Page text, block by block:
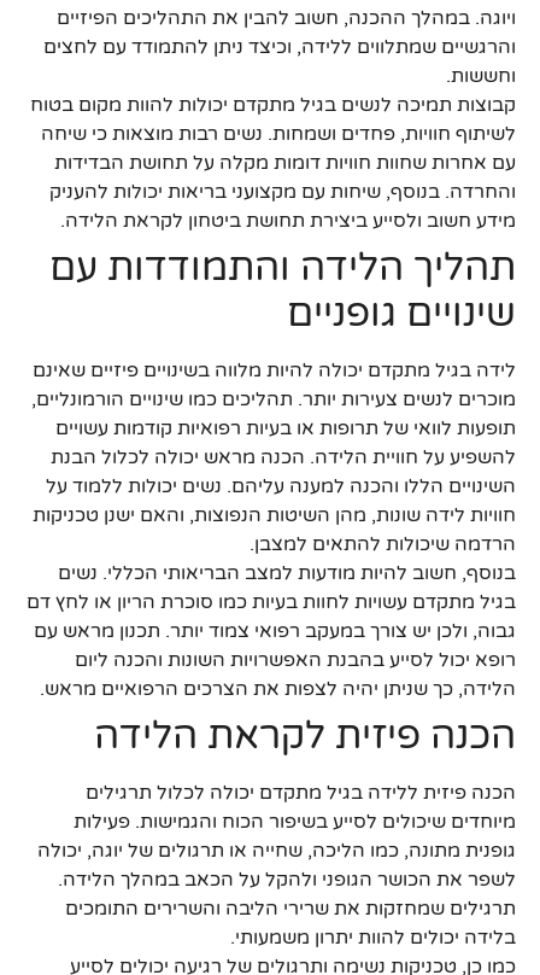
ויוגה. במהלך ההכנה, חשוב להבין את התהליכים הפיזיים
והרגשיים שמתלווים ללידה, וכיצד ניתן להתמודד עם לחצים
וחששות.
קבוצות תמיכה לנשים בגיל מתקדם יכולות להוות מקום בטוח
לשיתוף חוויות, פחדים ושמחות. נשים רבות מוצאות כי שיחה
עם אחרות שחוות חוויות דומות מקלה על תחושת הבדידות
והחרדה. בנוסף, שיחות עם מקצועני בריאות יכולות להעניק
מידע חשוב ולסייע ביצירת תחושת ביטחון לקראת הלידה.
תהליך הלידה והתמודדות עם
שינויים גופניים
לידה בגיל מתקדם יכולה להיות מלווה בשינויים פיזיים שאינם
מוכרים לנשים צעירות יותר. תהליכים כמו שינויים הורמונליים,
תופעות לוואי של תרופות או בעיות רפואיות קודמות עשויים
להשפיע על חוויית הלידה. הכנה מראש יכולה לכלול הבנת
השינויים הללו והכנה למענה עליהם. נשים יכולות ללמוד על
חוויות לידה שונות, מהן השיטות הנפוצות, והאם ישנן טכניקות
הרדמה שיכולות להתאים למצבן.
בנוסף, חשוב להיות מודעות למצב הבריאותי הכללי. נשים
בגיל מתקדם עשויות לחוות בעיות כמו סוכרת הריון או לחץ דם
גבוה, ולכן יש צורך במעקב רפואי צמוד יותר. תכנון מראש עם
רופא יכול לסייע בהבנת האפשרויות השונות והכנה ליום
הלידה, כך שניתן יהיה לצפות את הצרכים הרפואיים מראש.
הכנה פיזית לקראת הלידה
הכנה פיזית ללידה בגיל מתקדם יכולה לכלול תרגילים
מיוחדים שיכולים לסייע בשיפור הכוח והגמישות. פעילות
גופנית מתונה, כמו הליכה, שחייה או תרגולים של יוגה, יכולה
לשפר את הכושר הגופני ולהקל על הכאב במהלך הלידה.
תרגילים שמחזקות את שרירי הליבה והשרירים התומכים
בלידה יכולים להוות יתרון משמעותי.
כמו כן, טכניקות נשימה ותרגולים של רגיעה יכולים לסייע